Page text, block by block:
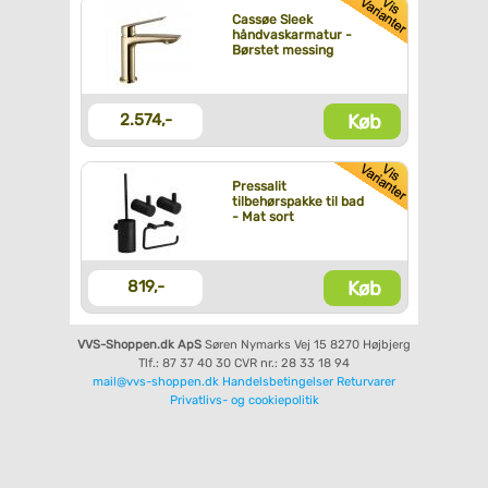
Cassøe Sleek
håndvaskarmatur -
Børstet messing
2.574,- Køb
Pressalit
tilbehørspakke til bad
- Mat sort
819,- Køb
VVS-Shoppen.dk ApS Søren Nymarks Vej 15 8270 Højbjerg
Tlf.: 87 37 40 30 CVR nr.: 28 33 18 94
mail@vvs-shoppen.dk Handelsbetingelser Returvarer
Privatlivs- og cookiepolitik